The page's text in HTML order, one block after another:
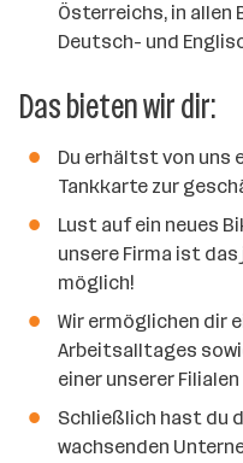
Österreichs, in allen
Deutsch- und
Das bieten wir dir:
Du erhältst von uns
Tankkarte zur
Lust auf ein neues
unsere Firma ist
möglich!
Wir ermöglichen dir
Arbeitsalltages
einer unserer Filialen
Schließlich hast du
wachsenden